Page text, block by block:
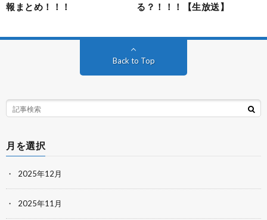
報まとめ！！！
る？！！！【生放送】
Back to Top
月を選択
2025年12月
2025年11月